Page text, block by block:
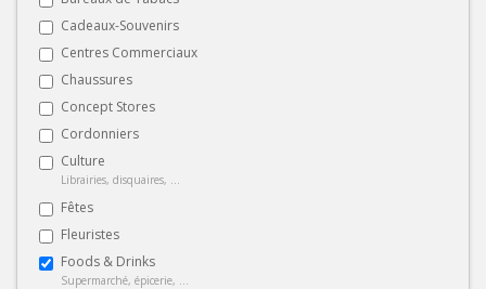
Cadeaux-Souvenirs
Centres Commerciaux
Chaussures
Concept Stores
Cordonniers
Culture
Librairies, disquaires, ...
Fêtes
Fleuristes
Foods & Drinks
Supermarché, épicerie, ...